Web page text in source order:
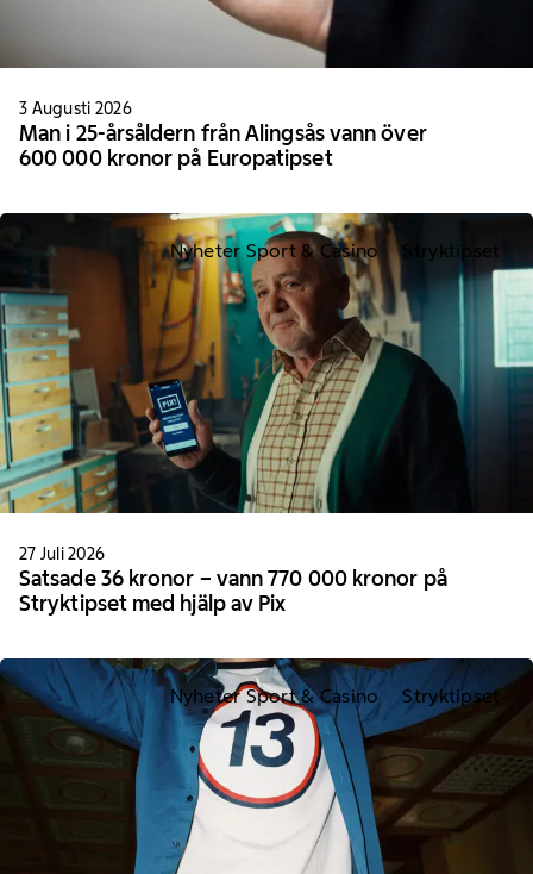
3 Augusti 2026
Man i 25-årsåldern från Alingsås vann över
600 000 kronor på Europatipset
Nyheter Sport & Casino Stryktipset
27 Juli 2026
Satsade 36 kronor – vann 770 000 kronor på
Stryktipset med hjälp av Pix
Nyheter Sport & Casino Stryktipset